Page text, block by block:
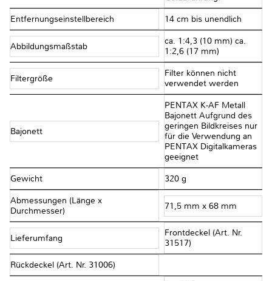
Entfernungseinstellbereich 14 cm bis unendlich
Abbildungsmaßstab
ca. 1:4,3 (10 mm) ca.
1:2,6 (17 mm)
Filtergröße
Filter können nicht
verwendet werden
Bajonett
PENTAX K-AF Metall
Bajonett Aufgrund des
geringen Bildkreises nur
für die Verwendung an
PENTAX Digitalkameras
geeignet
Gewicht 320 g
Abmessungen (Länge x
Durchmesser)
71,5 mm x 68 mm
Lieferumfang
Frontdeckel (Art. Nr.
31517)
Rückdeckel (Art. Nr. 31006)